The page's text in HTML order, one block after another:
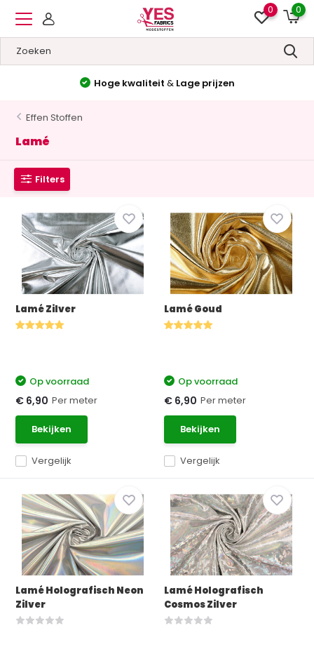
0 0
Hoge kwaliteit & Lage prijzen
Effen Stoffen
Lamé
Filters
Lamé Zilver
Vergelijk
Op voorraad
€ 6,90 Per meter
Bekijken
Lamé Goud
Vergelijk
Op voorraad
€ 6,90 Per meter
Bekijken
Lamé Holografisch Neon
Zilver
Lamé Holografisch
Cosmos Zilver